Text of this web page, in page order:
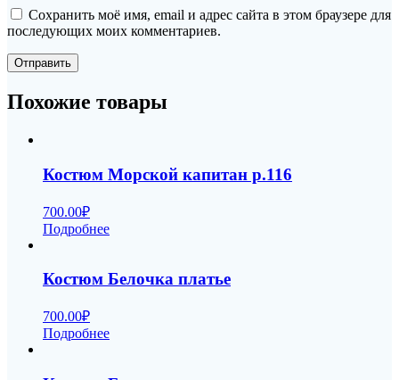
Сохранить моё имя, email и адрес сайта в этом браузере для
последующих моих комментариев.
Похожие товары
Костюм Морской капитан р.116
700.00₽
Подробнее
Костюм Белочка платье
700.00₽
Подробнее